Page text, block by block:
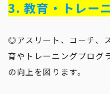
3. 教育・トレー
◎アスリート、コーチ、
育やトレーニングプログ
の向上を図ります。